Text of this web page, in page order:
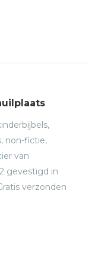
non-fictie,
van
gevestigd in
verzonden